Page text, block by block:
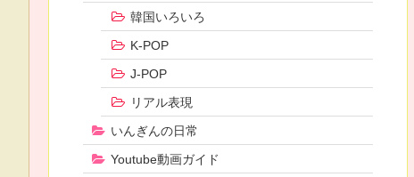
韓国いろいろ
K-POP
J-POP
リアル表現
いんぎんの日常
Youtube動画ガイド